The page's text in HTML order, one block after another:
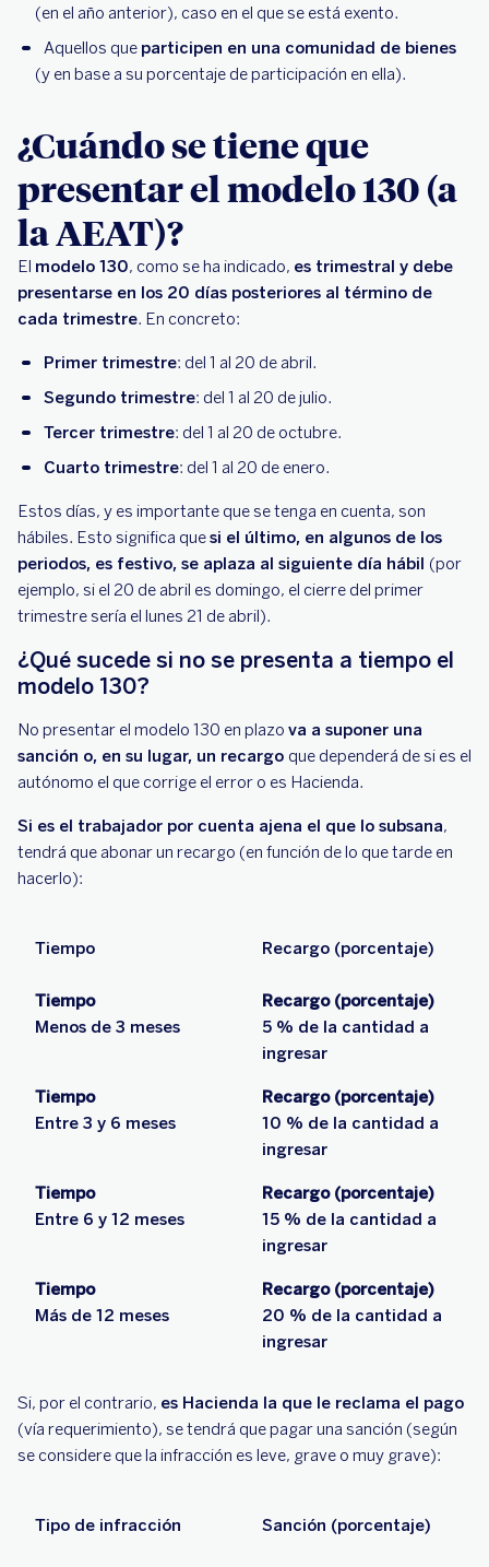
(en el año anterior), caso en el que se está exento.
Aquellos que participen en una comunidad de bienes
(y en base a su porcentaje de participación en ella).
¿Cuándo se tiene que
presentar el modelo 130 (a
la AEAT)?
El modelo 130, como se ha indicado, es trimestral y debe
presentarse en los 20 días posteriores al término de
cada trimestre. En concreto:
Primer trimestre: del 1 al 20 de abril.
Segundo trimestre: del 1 al 20 de julio.
Tercer trimestre: del 1 al 20 de octubre.
Cuarto trimestre: del 1 al 20 de enero.
Estos días, y es importante que se tenga en cuenta, son
hábiles. Esto significa quesi el último, en algunos de los
periodos, es festivo, se aplaza al siguiente día hábil (por
ejemplo, si el 20 de abril es domingo, el cierre del primer
trimestre sería el lunes 21 de abril).
¿Qué sucede si no se presenta a tiempo el
modelo 130?
No presentar el modelo 130 en plazo va a suponer una
sanción o, en su lugar, un recargo que dependerá de si es el
autónomo el que corrige el error o es Hacienda.
Si es el trabajador por cuenta ajena el que lo subsana,
tendrá que abonar un recargo (en función de lo que tarde en
hacerlo):
Tiempo Recargo (porcentaje)
Tiempo
Menos de 3 meses
Recargo (porcentaje)
5 % de la cantidad a
ingresar
Tiempo
Entre 3 y 6 meses
Recargo (porcentaje)
10 % de la cantidad a
ingresar
Tiempo
Entre 6 y 12 meses
Recargo (porcentaje)
15 % de la cantidad a
ingresar
Tiempo
Más de 12 meses
Recargo (porcentaje)
20 % de la cantidad a
ingresar
Si, por el contrario, es Hacienda la que le reclama el pago
(vía requerimiento), se tendrá que pagar una sanción (según
se considere que la infracción es leve, grave o muy grave):
Tipo de infracción Sanción (porcentaje)